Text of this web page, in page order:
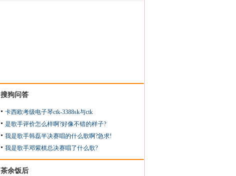
搜狗问答
卡西欧考级电子琴ctk-3388sk与ctk
是歌手评价怎么样啊?好像不错的样子?
我是歌手韩磊半决赛唱的什么歌啊?急求!
我是歌手邓紫棋总决赛唱了什么歌?
茶余饭后